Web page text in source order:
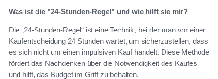
Was ist die "24-Stunden-Regel" und wie hilft sie mir?
Die „24-Stunden-Regel“ ist eine Technik, bei der man vor einer
Kaufentscheidung 24 Stunden wartet, um sicherzustellen, dass
es sich nicht um einen impulsiven Kauf handelt. Diese Methode
fördert das Nachdenken über die Notwendigkeit des Kaufes
und hilft, das Budget im Griff zu behalten.